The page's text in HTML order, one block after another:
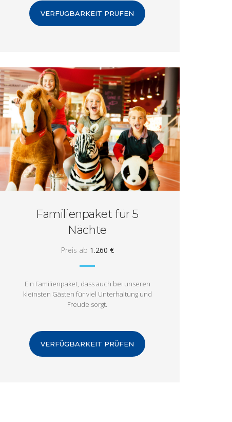
VERFÜGBARKEIT PRÜFEN
Familienpaket für 5
Nächte
Preis ab 1.260 €
Ein Familienpaket, dass auch bei unseren
kleinsten Gästen für viel Unterhaltung und
Freude sorgt.
VERFÜGBARKEIT PRÜFEN